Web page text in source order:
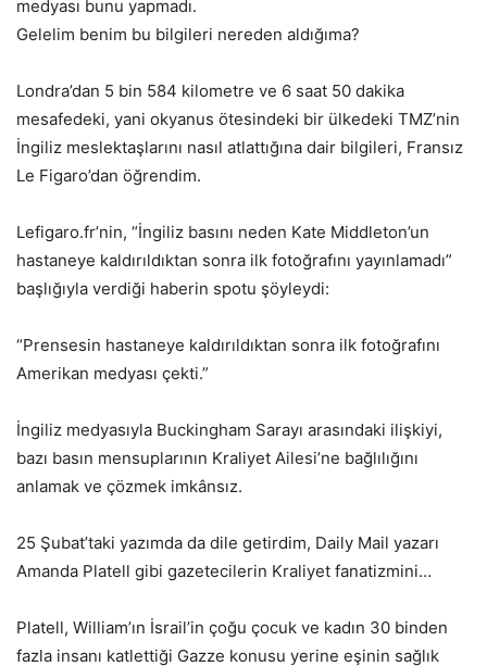
medyası bunu yapmadı.
Gelelim benim bu bilgileri nereden aldığıma?
Londra’dan 5 bin 584 kilometre ve 6 saat 50 dakika
mesafedeki, yani okyanus ötesindeki bir ülkedeki TMZ’nin
İngiliz meslektaşlarını nasıl atlattığına dair bilgileri, Fransız
Le Figaro’dan öğrendim.
Lefigaro.fr’nin, “İngiliz basını neden Kate Middleton’un
hastaneye kaldırıldıktan sonra ilk fotoğrafını yayınlamadı”
başlığıyla verdiği haberin spotu şöyleydi:
“Prensesin hastaneye kaldırıldıktan sonra ilk fotoğrafını
Amerikan medyası çekti.”
İngiliz medyasıyla Buckingham Sarayı arasındaki ilişkiyi,
bazı basın mensuplarının Kraliyet Ailesi’ne bağlılığını
anlamak ve çözmek imkânsız.
25 Şubat’taki yazımda da dile getirdim, Daily Mail yazarı
Amanda Platell gibi gazetecilerin Kraliyet fanatizmini…
Platell, William’ın İsrail’in çoğu çocuk ve kadın 30 binden
fazla insanı katlettiği Gazze konusu yerine eşinin sağlık